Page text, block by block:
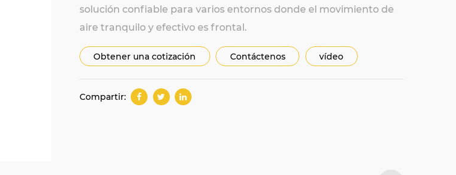
solución confiable para varios entornos donde el movimiento de
aire tranquilo y efectivo es frontal.
Obtener una cotización Contáctenos vídeo
Compartir: